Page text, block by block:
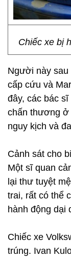
Chiếc xe bị
Người này sau
cấp cứu và
đây, các bác
chấn thương ở
nguy kịch và
Cảnh sát cho
Một sĩ quan
lại thư tuyệt
trai, rất có thể
hành động dại
Chiếc xe
trúng. Ivan